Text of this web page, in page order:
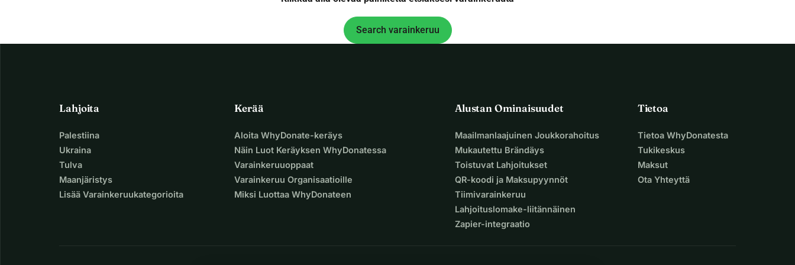
Search varainkeruu
Lahjoita
Palestiina
Ukraina
Tulva
Maanjäristys
Lisää Varainkeruukategorioita
Kerää
Aloita WhyDonate-keräys
Näin Luot Keräyksen WhyDonatessa
Varainkeruuoppaat
Varainkeruu Organisaatioille
Miksi Luottaa WhyDonateen
Alustan Ominaisuudet
Maailmanlaajuinen Joukkorahoitus
Mukautettu Brändäys
Toistuvat Lahjoitukset
QR-koodi ja Maksupyynnöt
Tiimivarainkeruu
Lahjoituslomake-liitännäinen
Zapier-integraatio
Tietoa
Tietoa WhyDonatesta
Tukikeskus
Maksut
Ota Yhteyttä